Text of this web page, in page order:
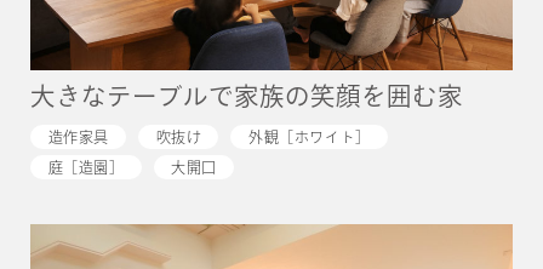
大きなテーブルで家族の笑顔を囲む家
造作家具 吹抜け 外観［ホワイト］
庭［造園］ 大開口